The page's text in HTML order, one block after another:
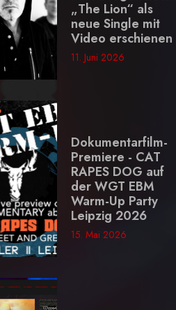
„The Lion“ als
neue Single mit
Video erschienen
11. Juni 2026
Dokumentarfilm-
Premiere - CAT
RAPES DOG auf
der WGT EBM
Warm-Up Party
Leipzig 2026
15. Mai 2026